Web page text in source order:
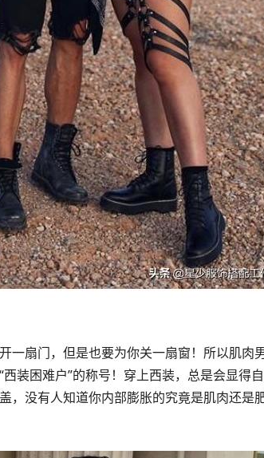
一扇门，但是也要为你关一扇窗！所以肌肉
装困难户”的称号！穿上西装，总是会显得
，没有人知道你内部膨胀的究竟是肌肉还是